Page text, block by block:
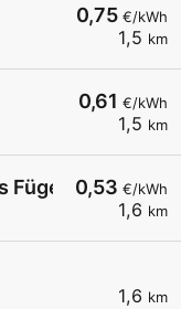
0,75 €/kWh
1,5 km
0,61 €/kWh
1,5 km
0,53 €/kWh
1,6 km
1,6 km